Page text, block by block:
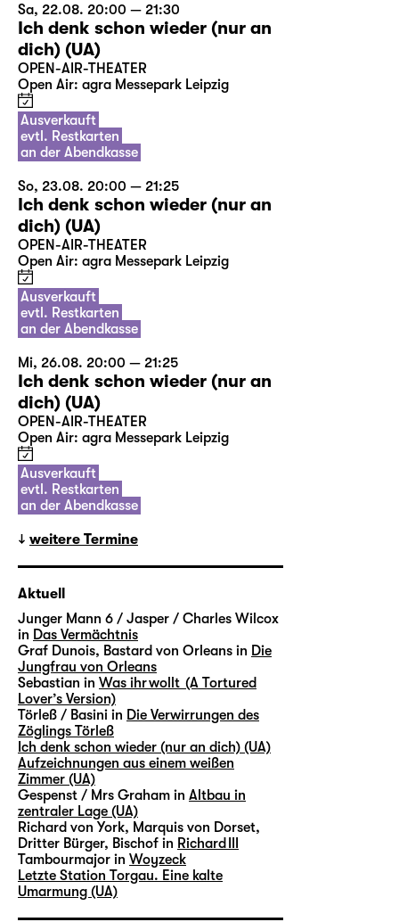
Sa, 22.08. 20:00 — 21:30
Ich denk schon wieder (nur an
dich) (UA)
OPEN-AIR-THEATER
Open Air: agra Messepark Leipzig
Ausverkauft
evtl. Restkarten
an der Abendkasse
So, 23.08. 20:00 — 21:25
Ich denk schon wieder (nur an
dich) (UA)
OPEN-AIR-THEATER
Open Air: agra Messepark Leipzig
Ausverkauft
evtl. Restkarten
an der Abendkasse
Mi, 26.08. 20:00 — 21:25
Ich denk schon wieder (nur an
dich) (UA)
OPEN-AIR-THEATER
Open Air: agra Messepark Leipzig
Ausverkauft
evtl. Restkarten
an der Abendkasse
weitere Termine
Aktuell
Junger Mann 6 / Jasper / Charles Wilcox
in Das Vermächtnis
Graf Dunois, Bastard von Orleans in Die
Jungfrau von Orleans
Sebastian in Was ihr wollt (A Tortured
Lover’s Version)
Törleß / Basini in Die Verwirrungen des
Zöglings Törleß
Ich denk schon wieder (nur an dich) (UA)
Aufzeichnungen aus einem weißen
Zimmer (UA)
Gespenst / Mrs Graham in Altbau in
zentraler Lage (UA)
Richard von York, Marquis von Dorset,
Dritter Bürger, Bischof in Richard III
Tambourmajor in Woyzeck
Letzte Station Torgau. Eine kalte
Umarmung (UA)